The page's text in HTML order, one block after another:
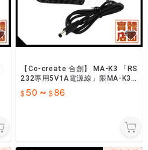
【Co-create 合創】 MA-K3 『RS
232專用5V1A電源線』限MA-K3
使用
50 ~ 86